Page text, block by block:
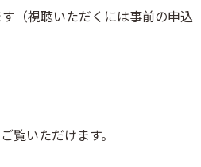
（視聴いただくには事前の申込
いただけます。